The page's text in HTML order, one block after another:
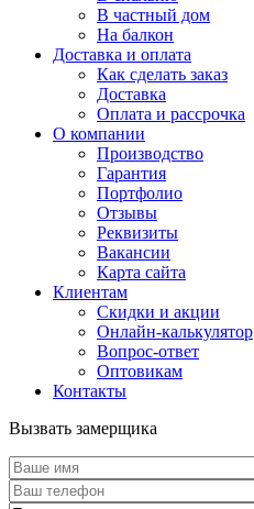
В частный дом
На балкон
Доставка и оплата
Как сделать заказ
Доставка
Оплата и рассрочка
О компании
Производство
Гарантия
Портфолио
Отзывы
Реквизиты
Вакансии
Карта сайта
Клиентам
Скидки и акции
Онлайн-калькулятор
Вопрос-ответ
Оптовикам
Контакты
Вызвать замерщика